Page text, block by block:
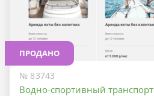
ПРОДАНО
№ 83743
Водно-спортивный транспорт